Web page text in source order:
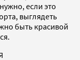
если это
выглядеть
быть красивой